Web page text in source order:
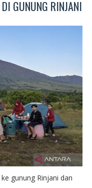
GUNUNG RINJANI
gunung Rinjani dan